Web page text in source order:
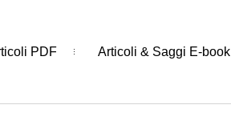
PDF Articoli & Saggi E-book